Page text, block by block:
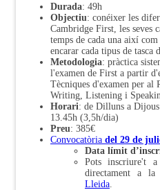
Durada: 49h
Objectiu: conéixer les
Cambridge First, les seves
temps de cada una així
encarar cada tipus de tasca
Metodologia: pràctica
l'examen de First a partir
Tècniques d'examen per al
Writing, Listening i
Horari: de Dilluns a
13.45h (3,5h/dia)
Preu: 385€
Convocatòria del 29 de
Data límit
Pots inscriure't
directament a
Lleida